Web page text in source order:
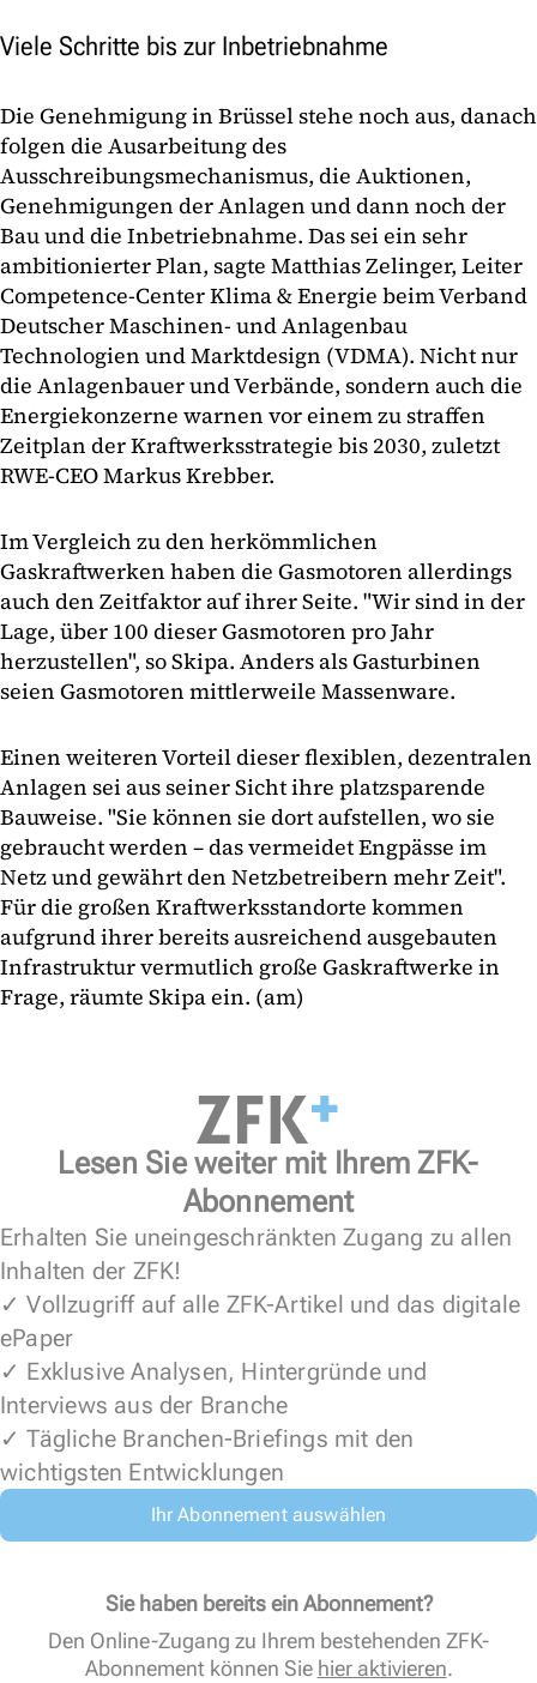
Viele Schritte bis zur Inbetriebnahme
Die Genehmigung in Brüssel stehe noch aus, danach
folgen die Ausarbeitung des
Ausschreibungsmechanismus, die Auktionen,
Genehmigungen der Anlagen und dann noch der
Bau und die Inbetriebnahme. Das sei ein sehr
ambitionierter Plan, sagte Matthias Zelinger, Leiter
Competence-Center Klima & Energie beim Verband
Deutscher Maschinen- und Anlagenbau
Technologien und Marktdesign (VDMA). Nicht nur
die Anlagenbauer und Verbände, sondern auch die
Energiekonzerne warnen vor einem zu straffen
Zeitplan der Kraftwerksstrategie bis 2030, zuletzt
RWE-CEO Markus Krebber.
Im Vergleich zu den herkömmlichen
Gaskraftwerken haben die Gasmotoren allerdings
auch den Zeitfaktor auf ihrer Seite. "Wir sind in der
Lage, über 100 dieser Gasmotoren pro Jahr
herzustellen", so Skipa. Anders als Gasturbinen
seien Gasmotoren mittlerweile Massenware.
Einen weiteren Vorteil dieser flexiblen, dezentralen
Anlagen sei aus seiner Sicht ihre platzsparende
Bauweise. "Sie können sie dort aufstellen, wo sie
gebraucht werden – das vermeidet Engpässe im
Netz und gewährt den Netzbetreibern mehr Zeit".
Für die großen Kraftwerksstandorte kommen
aufgrund ihrer bereits ausreichend ausgebauten
Infrastruktur vermutlich große Gaskraftwerke in
Frage, räumte Skipa ein. (am)
Lesen Sie weiter mit Ihrem ZFK-
Abonnement
Erhalten Sie uneingeschränkten Zugang zu allen
Inhalten der ZFK!
✓ Vollzugriff auf alle ZFK-Artikel und das digitale
ePaper
✓ Exklusive Analysen, Hintergründe und
Interviews aus der Branche
✓ Tägliche Branchen-Briefings mit den
wichtigsten Entwicklungen
Ihr Abonnement auswählen
Sie haben bereits ein Abonnement?
Den Online-Zugang zu Ihrem bestehenden ZFK-
Abonnement können Sie hier aktivieren.